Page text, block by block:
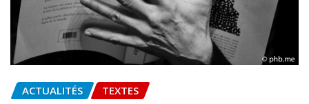
ACTUALITÉS TEXTES